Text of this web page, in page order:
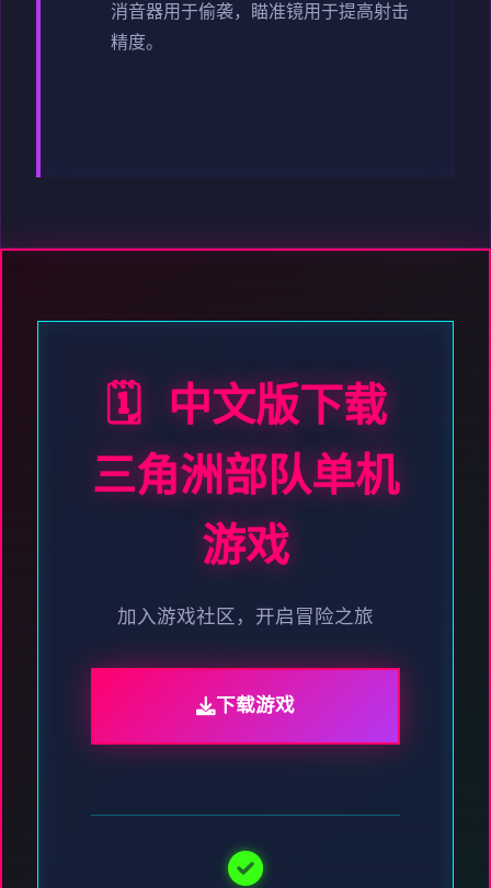
消音器用于偷袭，瞄准镜用于提高射击
精度。
🗓️ 中文版下载
三角洲部队单机
游戏
加入游戏社区，开启冒险之旅
下载游戏